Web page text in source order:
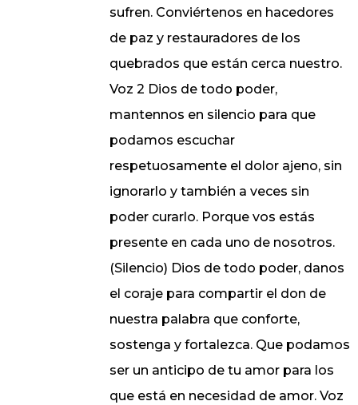
sufren. Conviértenos en hacedores
de paz y restauradores de los
quebrados que están cerca nuestro.
Voz 2 Dios de todo poder,
mantennos en silencio para que
podamos escuchar
respetuosamente el dolor ajeno, sin
ignorarlo y también a veces sin
poder curarlo. Porque vos estás
presente en cada uno de nosotros.
(Silencio) Dios de todo poder, danos
el coraje para compartir el don de
nuestra palabra que conforte,
sostenga y fortalezca. Que podamos
ser un anticipo de tu amor para los
que está en necesidad de amor. Voz